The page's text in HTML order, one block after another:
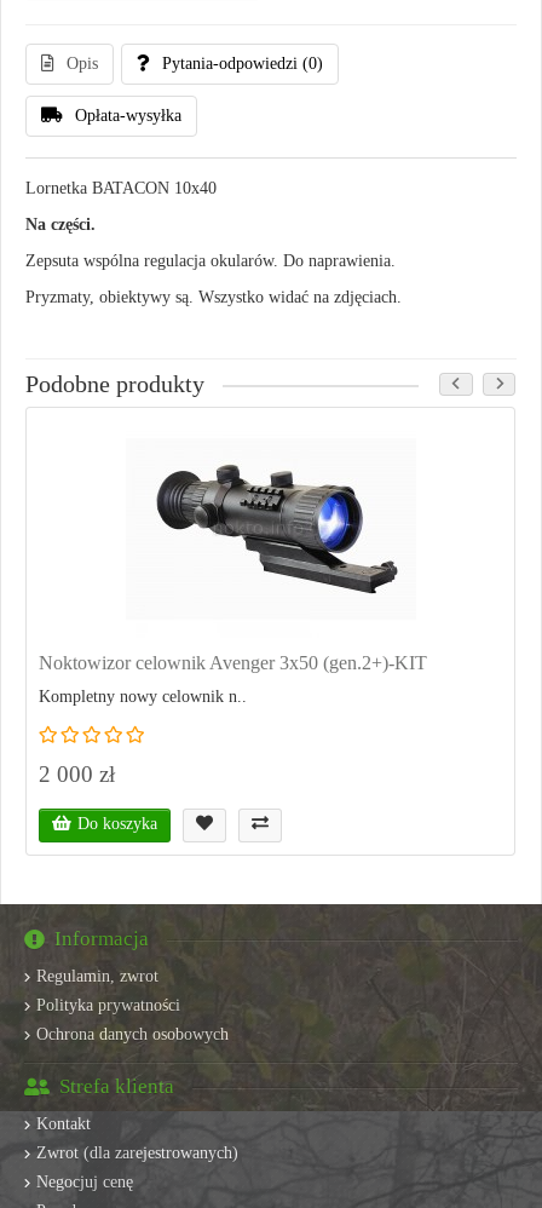
Opis Pytania-odpowiedzi (0)
Opłata-wysyłka
Lornetka BATACON 10x40
Na części.
Zepsuta wspólna regulacja okularów. Do naprawienia.
Pryzmaty, obiektywy są. Wszystko widać na zdjęciach.
Podobne produkty
Noktowizor celownik Avenger 3x50 (gen.2+)-KIT
Kompletny nowy celownik n..
2 000 zł
Do koszyka
Informacja
Regulamin, zwrot
Polityka prywatności
Ochrona danych osobowych
Strefa klienta
Kontakt
Zwrot (dla zarejestrowanych)
Negocjuj cenę